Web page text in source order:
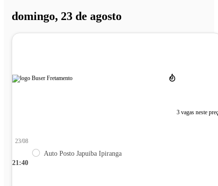
domingo, 23 de agosto
3 vagas neste
21:40
23/08
Auto Posto Japuiba Ipiranga